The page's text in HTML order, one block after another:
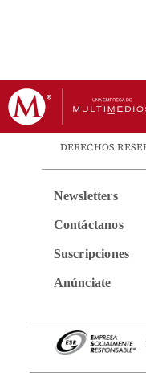
DERECHOS
Newsletters
Contáctanos
Suscripciones
Anúnciate